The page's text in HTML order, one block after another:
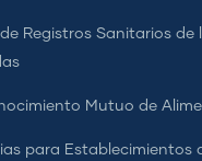
Registros Sanitarios de
Mutuo de
para Establecimientos